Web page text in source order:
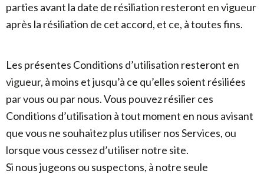
parties avant la date de résiliation resteront en vigueur
après la résiliation de cet accord, et ce, à toutes fins.
Les présentes Conditions d’utilisation resteront en
vigueur, à moins et jusqu’à ce qu’elles soient résiliées
par vous ou par nous. Vous pouvez résilier ces
Conditions d’utilisation à tout moment en nous avisant
que vous ne souhaitez plus utiliser nos Services, ou
lorsque vous cessez d’utiliser notre site.
Si nous jugeons ou suspectons, à notre seule